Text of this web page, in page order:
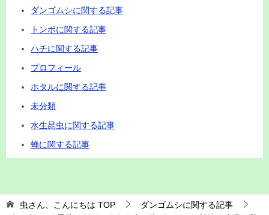
ダンゴムシに関する記事
トンボに関する記事
ハチに関する記事
プロフィール
ホタルに関する記事
未分類
水生昆虫に関する記事
蝉に関する記事
虫さん、こんにちは TOP
ダンゴムシに関する記事